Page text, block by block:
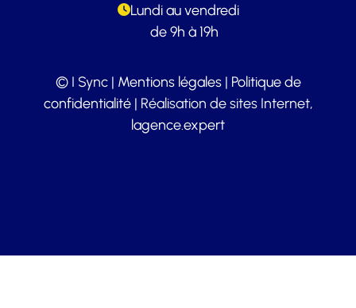
Lundi au vendredi
de 9h à 19h
© I Sync | Mentions légales| Politique de
confidentialité| Réalisation de sites Internet,
lagence.expert